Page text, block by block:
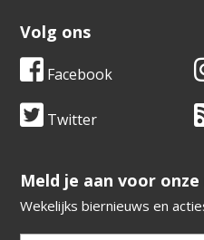
Volg ons
Facebook
Twitter
​​​​​​​Meld je aan voor
Wekelijks biernieuws en